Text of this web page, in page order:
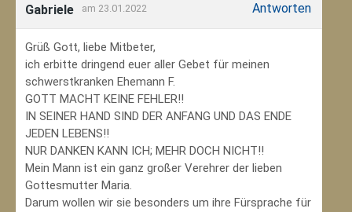
Gabriele am 23.01.2022 Antworten
Grüß Gott, liebe Mitbeter,
ich erbitte dringend euer aller Gebet für meinen
schwerstkranken Ehemann F.
GOTT MACHT KEINE FEHLER!!
IN SEINER HAND SIND DER ANFANG UND DAS ENDE
JEDEN LEBENS!!
NUR DANKEN KANN ICH; MEHR DOCH NICHT!!
Mein Mann ist ein ganz großer Verehrer der lieben
Gottesmutter Maria.
Darum wollen wir sie besonders um ihre Fürsprache für